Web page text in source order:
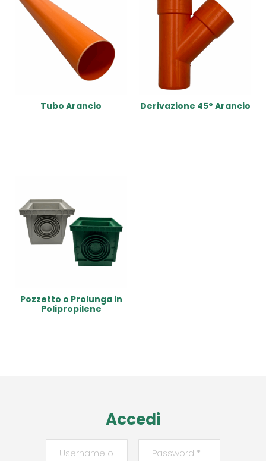
Tubo Arancio Derivazione 45° Arancio
Pozzetto o Prolunga in
Polipropilene
Accedi